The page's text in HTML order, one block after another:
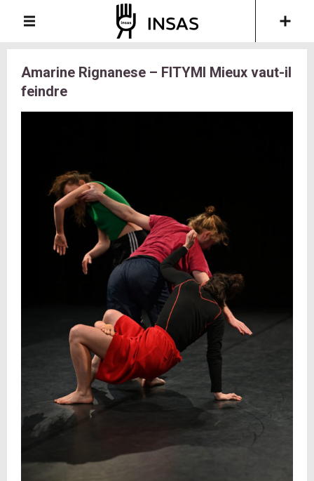
Amarine Rignanese – FITYMI Mieux vaut-il
feindre